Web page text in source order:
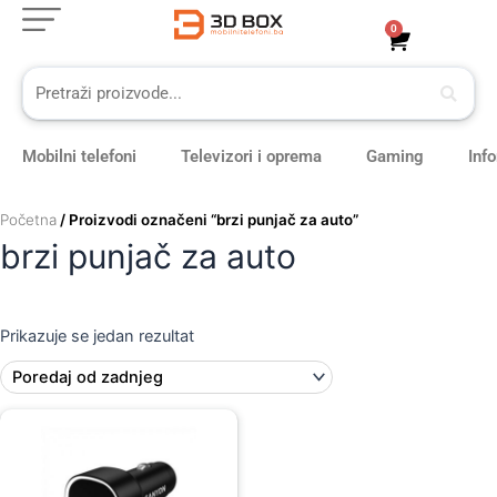
Skip
content
0
Cart
Mobilni telefoni Televizori i oprema Gaming
Početna / Proizvodi označeni “brzi punjač za auto”
brzi punjač za auto
Prikazuje se jedan rezultat